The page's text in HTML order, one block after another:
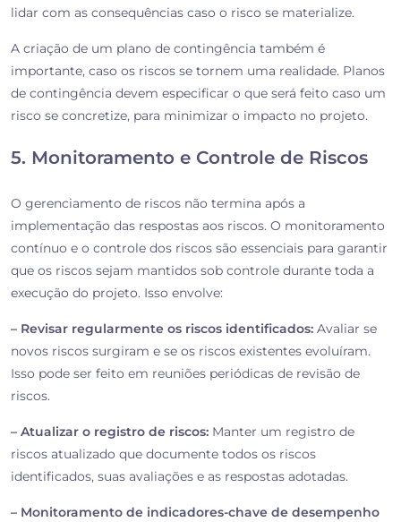
lidar com as consequências caso o risco se materialize.
A criação de um plano de contingência também é
importante, caso os riscos se tornem uma realidade. Planos
de contingência devem especificar o que será feito caso um
risco se concretize, para minimizar o impacto no projeto.
5. Monitoramento e Controle de Riscos
O gerenciamento de riscos não termina após a
implementação das respostas aos riscos. O monitoramento
contínuo e o controle dos riscos são essenciais para garantir
que os riscos sejam mantidos sob controle durante toda a
execução do projeto. Isso envolve:
– Revisar regularmente os riscos identificados: Avaliar se
novos riscos surgiram e se os riscos existentes evoluíram.
Isso pode ser feito em reuniões periódicas de revisão de
riscos.
– Atualizar o registro de riscos: Manter um registro de
riscos atualizado que documente todos os riscos
identificados, suas avaliações e as respostas adotadas.
– Monitoramento de indicadores-chave de desempenho